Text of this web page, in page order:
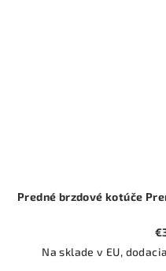
Predné brzdové kotúče
Na sklade v EU,